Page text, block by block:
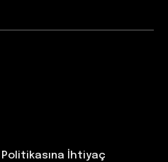
Politikasına İhtiyaç